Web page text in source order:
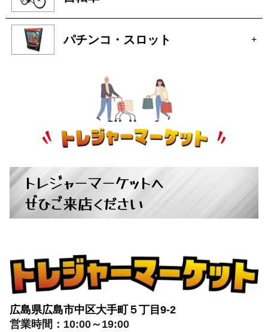
パチンコ・スロット +
トレジャーマーケットへ
ぜひご来店ください
広島県広島市中区大手町５丁目9-2
営業時間：10:00～19:00